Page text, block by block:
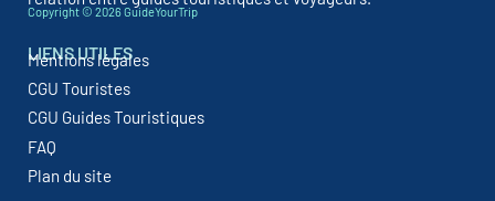
Copyright © 2026 GuideYourTrip
LIENS UTILES
Mentions légales
CGU Touristes
CGU Guides Touristiques
FAQ
Plan du site